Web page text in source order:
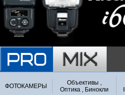
ФОТОКАМЕРЫ
Объективы ,
Оптика , Бинокли